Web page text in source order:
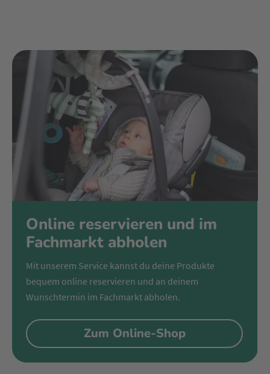
Online reservieren und im
Fachmarkt abholen
Mit unserem Service kannst du deine Produkte
bequem online reservieren und an deinem
Wunschtermin im Fachmarkt abholen.
Zum Online-Shop